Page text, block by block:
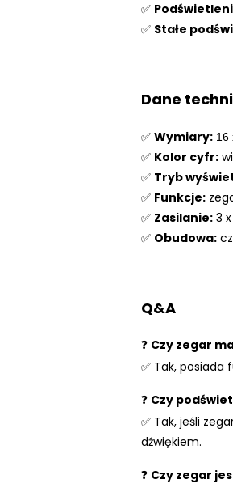
✅
✅ Stałe
Dane
✅ Wymiary: 16
✅ Kolor cyfr:
✅ Tryb
✅ Funkcje:
✅ Zasilanie:3 x
✅ Obudowa:
Q&A
❓ Czy zegar
✅ Tak, posiada
❓ Czy
✅ Tak, jeśli
dźwiękiem.
❓ Czy zegar